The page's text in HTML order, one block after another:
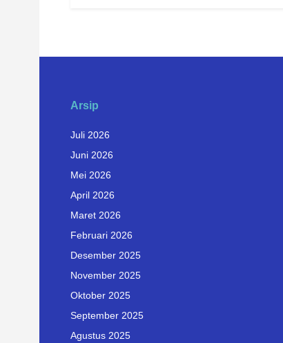
Arsip
Juli 2026
Juni 2026
Mei 2026
April 2026
Maret 2026
Februari 2026
Desember 2025
November 2025
Oktober 2025
September 2025
Agustus 2025